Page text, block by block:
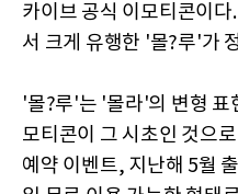
카이브 공식 이모티콘이다
서 크게 유행한 '몰?루'가
'몰?루'는 '몰라'의 변형 표
모티콘이 그 시초인 것으
예약 이벤트, 지난해 5월